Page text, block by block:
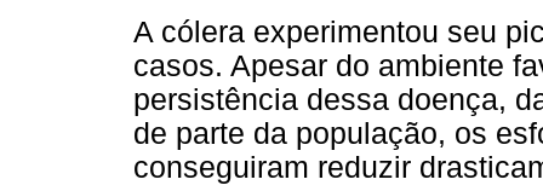
A cólera experimentou seu
casos. Apesar do ambiente
persistência dessa doença,
de parte da população, os
conseguiram reduzir